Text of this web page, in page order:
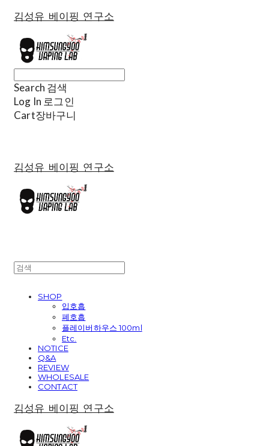
김성유 베이핑 연구소
Search 검색
Log In 로그인
Cart장바구니
김성유 베이핑 연구소
SHOP
입호흡
폐호흡
플레이버하우스 100ml
Etc.
NOTICE
Q&A
REVIEW
WHOLESALE
CONTACT
김성유 베이핑 연구소